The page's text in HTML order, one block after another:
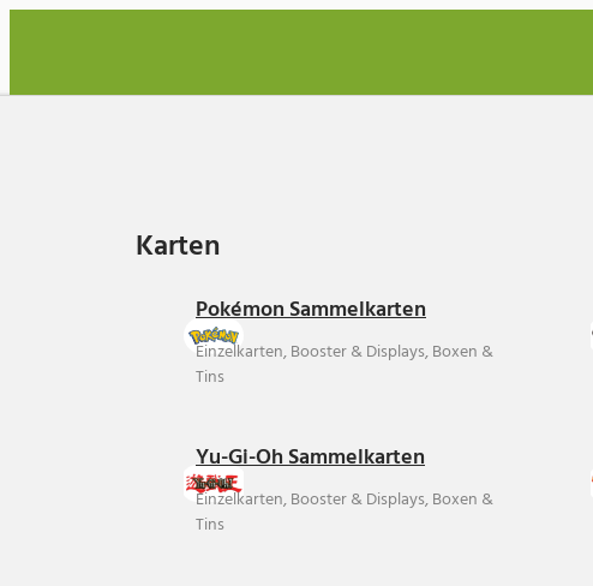
Karten
Pokémon Sammelkarten
Einzelkarten, Booster & Displays, Boxen &
Tins
Yu-Gi-Oh Sammelkarten
Einzelkarten, Booster & Displays, Boxen &
Tins